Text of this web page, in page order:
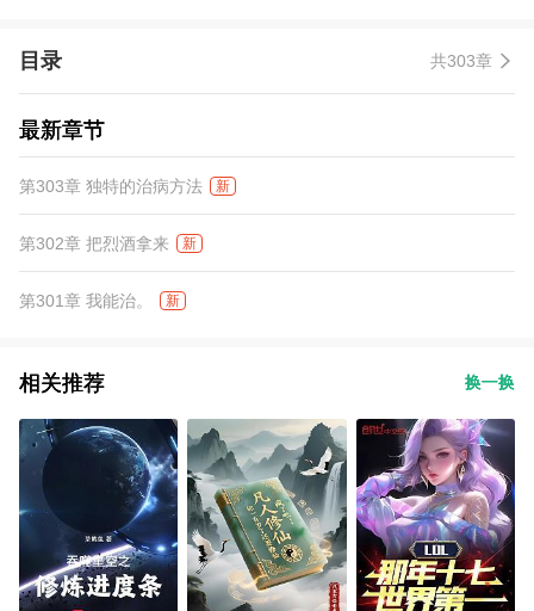
目录 共303章
最新章节
第303章 独特的治病方法 新
第302章 把烈酒拿来 新
第301章 我能治。 新
相关推荐 换一换